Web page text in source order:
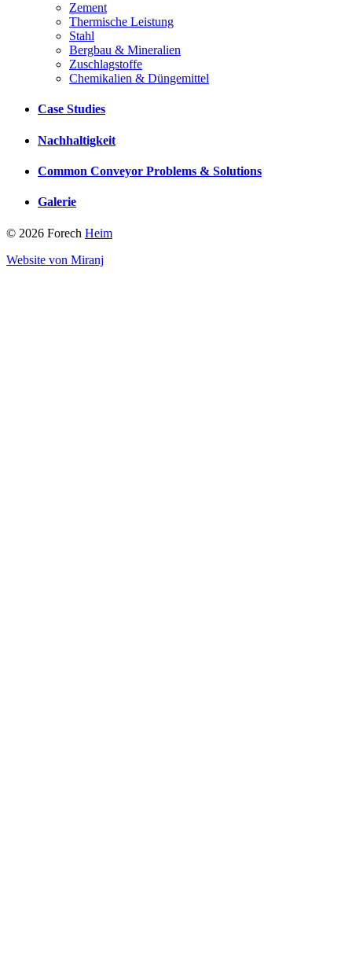
Zement
Thermische Leistung
Stahl
Bergbau & Mineralien
Zuschlagstoffe
Chemikalien & Düngemittel
Case Studies
Nachhaltigkeit
Common Conveyor Problems & Solutions
Galerie
© 2026 Forech Heim
Website von Miranj